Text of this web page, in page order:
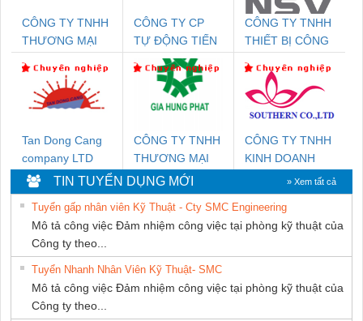
CÔNG TY TNHH
THƯƠNG MẠI
NAM
CÔNG TY CP
TỰ ĐỘNG TIẾN
HƯNG
CÔNG TY TNHH
THIẾT BỊ CÔNG
SETSUBI VIỆT
NAM
Tan Dong Cang
company LTD
CÔNG TY TNHH
THƯƠNG MẠI
DỊCH VỤ KỸ
THUẬT ĐIỆN CƠ
GIA HƯNG
PHÁT
CÔNG TY TNHH
KINH DOANH
DỊCH VỤ XNK
PHƯƠNG NAM
TIN TUYỂN DỤNG MỚI » Xem tất cả
Tuyển gấp nhân viên Kỹ Thuật - Cty SMC Engineering
Mô tả công việc Đảm nhiệm công việc tại phòng kỹ thuật của
Công ty theo...
Tuyển Nhanh Nhân Viên Kỹ Thuật- SMC
Mô tả công việc Đảm nhiệm công việc tại phòng kỹ thuật của
Công ty theo...